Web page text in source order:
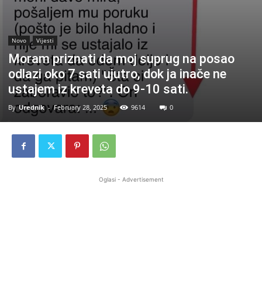
Novo Vijesti
Moram priznati da moj suprug na posao
odlazi oko 7 sati ujutro, dok ja inače ne
ustajem iz kreveta do 9-10 sati.
By Urednik - February 28, 2025 9614 0
Oglasi - Advertisement